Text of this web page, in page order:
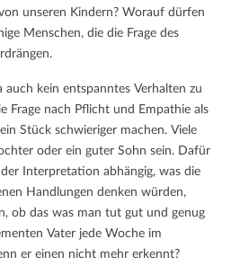
unseren Kindern? Worauf dürfen
Menschen, die die Frage des
auch kein entspanntes Verhalten zu
Frage nach Pflicht und Empathie als
Stück schwieriger machen. Viele
oder ein guter Sohn sein. Dafür
Interpretation abhängig, was die
Handlungen denken würden,
ob das was man tut gut und genug
Vater jede Woche im
er einen nicht mehr erkennt?